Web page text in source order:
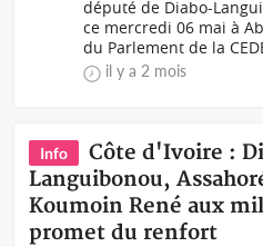
député de Diabo-
ce mercredi 06 mai à
du Parlement de la
il y a 2 mois
Info
Côte d'Ivoire :
Languibonou,
Koumoin René aux
promet du renfort